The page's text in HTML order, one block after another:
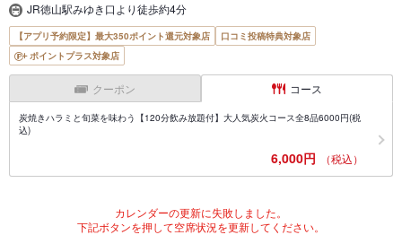
JR徳山駅みゆき口より徒歩約4分
【アプリ予約限定】最大350ポイント還元対象店
口コミ投稿特典対象店
ポイントプラス対象店
クーポン コース
炭焼きハラミと旬菜を味わう【120分飲み放題付】大人気炭火コース全8品6000円(税
込)
6,000円 （税込）
カレンダーの更新に失敗しました。
下記ボタンを押して空席状況を更新してください。